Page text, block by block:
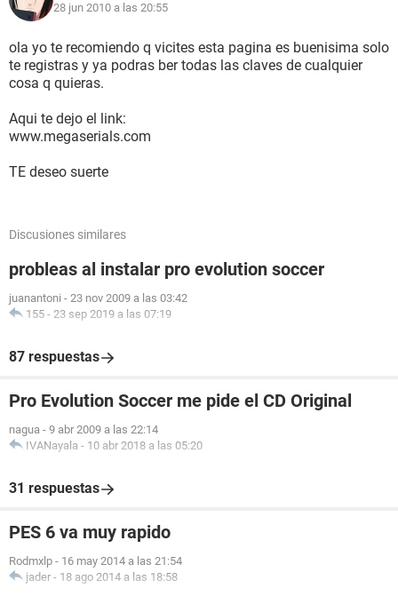
28 jun 2010 a las 20:55
ola yo te recomiendo q vicites esta pagina es buenisima solo
te registras y ya podras ber todas las claves de cualquier
cosa q quieras.
Aqui te dejo el link:
www.megaserials.com
TE deseo suerte
Discusiones similares
probleas al instalar pro evolution soccer
juanantoni - 23 nov 2009 a las 03:42
155 - 23 sep 2019 a las 07:19
87 respuestas
Pro Evolution Soccer me pide el CD Original
nagua - 9 abr 2009 a las 22:14
IVANayala - 10 abr 2018 a las 05:20
31 respuestas
PES 6 va muy rapido
Rodmxlp - 16 may 2014 a las 21:54
jader - 18 ago 2014 a las 18:58